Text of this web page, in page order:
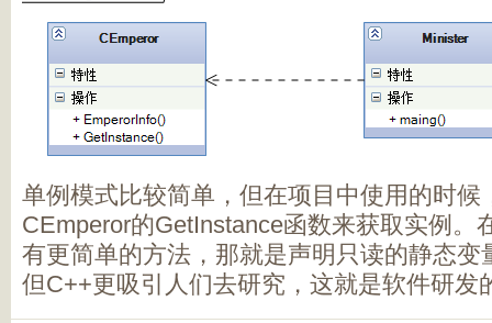
单例模式比较简单，但在项目中使用的时候
CEmperor的GetInstance函数来获取实例。
有更简单的方法，那就是声明只读的静态变
但C++更吸引人们去研究，这就是软件研发